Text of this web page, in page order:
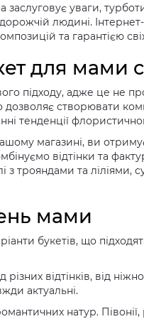
уваги,
людині.
та гарантією
для мами
підходу, адже це не
створювати
тенденції
магазині, ви
відтінки та
трояндами та ліліями,
мами
букетів, що
різних відтінків, від
актуальні.
натур.